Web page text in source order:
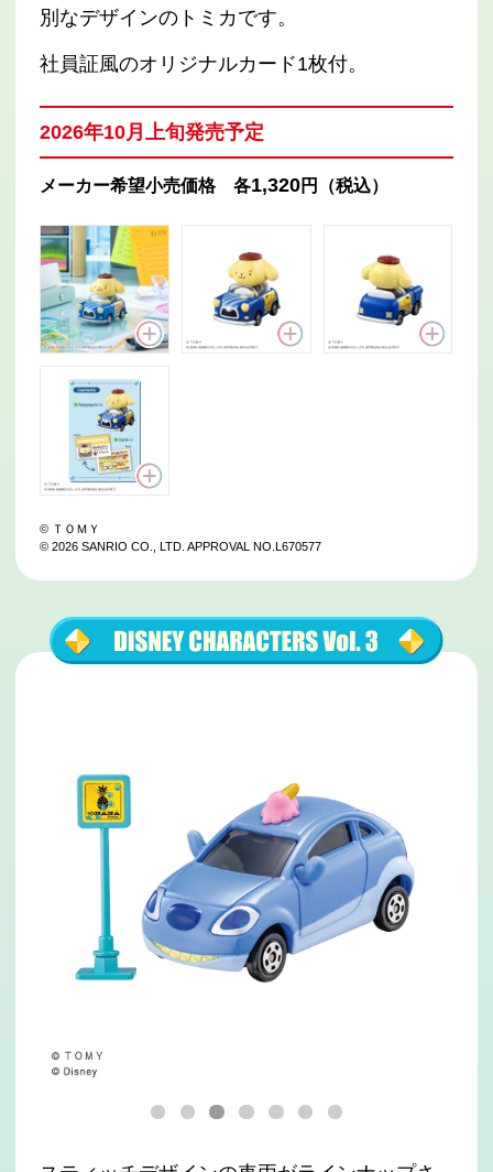
別なデザインのトミカです。
社員証風のオリジナルカード1枚付。
2026年10月上旬発売予定
メーカー希望小売価格 各1,320円（税込）
© ＴＯＭＹ
© 2026 SANRIO CO., LTD. APPROVAL NO.L670577